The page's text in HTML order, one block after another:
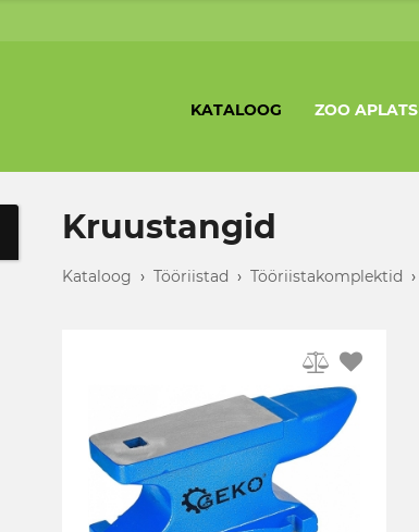
KATALOOG ZOO APLATS
Kruustangid
Kataloog › Tööriistad › Tööriistakomplektid ›